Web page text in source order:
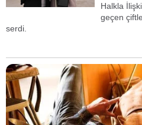
Halkla
geçen
serdi.